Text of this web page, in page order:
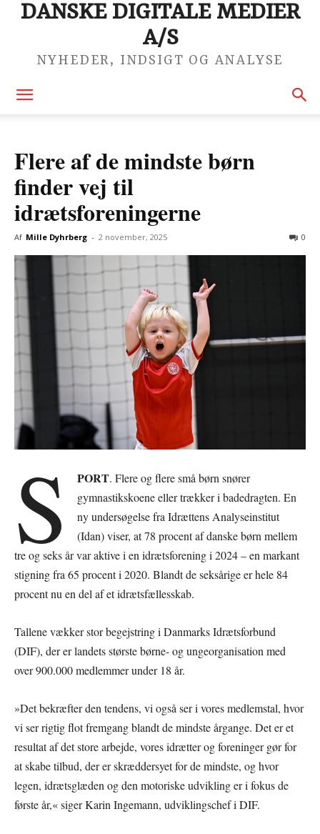
DANSKE DIGITALE MEDIER
A/S
NYHEDER, INDSIGT OG ANALYSE
Flere af de mindste børn
finder vej til
idrætsforeningerne
Af Mille Dyhrberg - 2 november, 2025 0
S PORT. Flere og flere små børn snører
gymnastikskoene eller trækker i badedragten. En
ny undersøgelse fra Idrættens Analyseinstitut
(Idan) viser, at 78 procent af danske børn mellem
tre og seks år var aktive i en idrætsforening i 2024 – en markant
stigning fra 65 procent i 2020. Blandt de seksårige er hele 84
procent nu en del af et idrætsfællesskab.
Tallene vækker stor begejstring i Danmarks Idrætsforbund
(DIF), der er landets største børne- og ungeorganisation med
over 900.000 medlemmer under 18 år.
»Det bekræfter den tendens, vi også ser i vores medlemstal, hvor
vi ser rigtig flot fremgang blandt de mindste årgange. Det er et
resultat af det store arbejde, vores idrætter og foreninger gør for
at skabe tilbud, der er skræddersyet for de mindste, og hvor
legen, idrætsglæden og den motoriske udvikling er i fokus de
første år,« siger Karin Ingemann, udviklingschef i DIF.